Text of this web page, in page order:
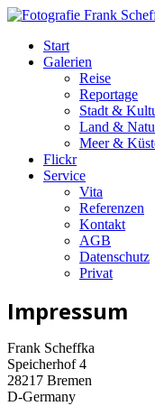
Start
Galerien
Reise
Reportage
Stadt &
Land &
Meer &
Flickr
Service
Vita
Referenzen
Kontakt
AGB
Datenschutz
Privat
Impressum
Frank Scheffka
Speicherhof 4
28217 Bremen
D-Germany